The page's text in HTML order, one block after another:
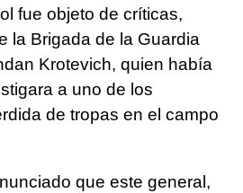
fue objeto de críticas,
la Brigada de la Guardia
Krotevich, quien había
a uno de los
de tropas en el campo
que este general,